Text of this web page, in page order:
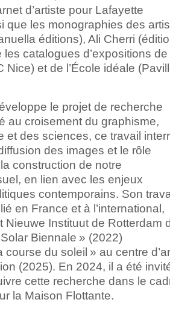
d’artiste pour Lafayette
que les monographies des
éditions), Ali Cherri
les catalogues d’expositions de
Nice) et de l’École idéale
le projet de recherche
au croisement du graphisme,
et des sciences, ce travail
des images et le rôle
construction de notre
en lien avec les enjeux
contemporains. Son
en France et à l’international,
Nieuwe Instituut de Rotterdam
Biennale » (2022)
course du soleil » au centre
(2025). En 2024, il a été
cette recherche dans le
la Maison Flottante.